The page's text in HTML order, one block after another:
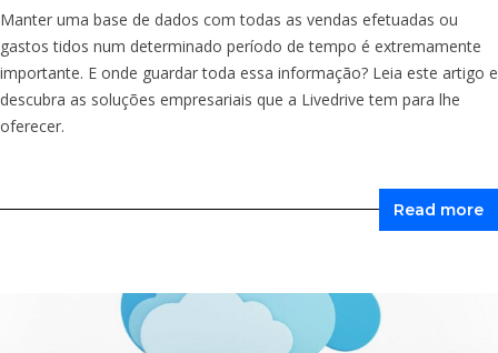
Manter uma base de dados com todas as vendas efetuadas ou
gastos tidos num determinado período de tempo é extremamente
importante. E onde guardar toda essa informação? Leia este artigo e
descubra as soluções empresariais que a Livedrive tem para lhe
oferecer.
Read more